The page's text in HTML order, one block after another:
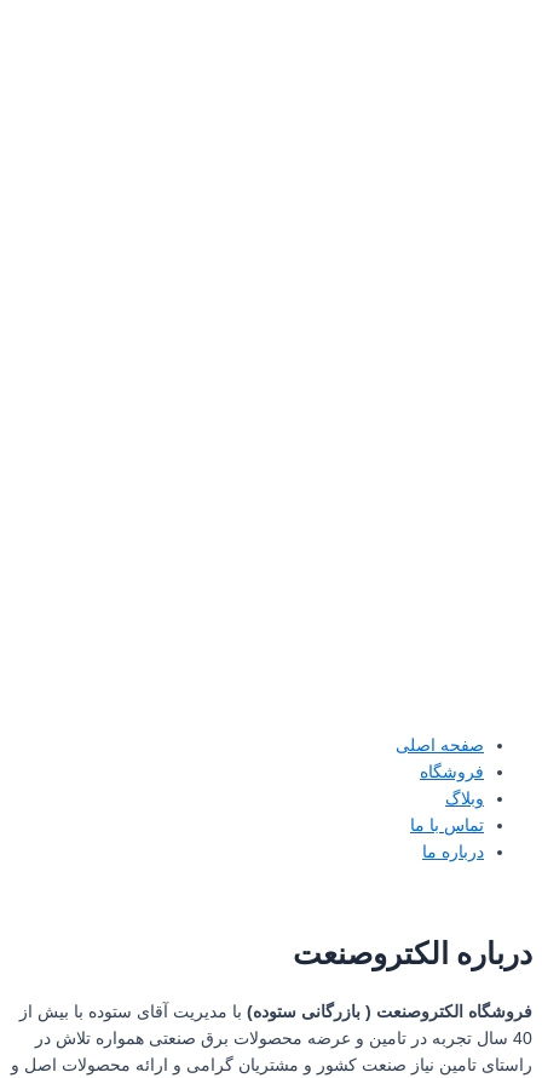
صفحه اصلی
فروشگاه
وبلاگ
تماس با ما
درباره ما
درباره الکتروصنعت
فروشگاه الکتروصنعت ( بازرگانی ستوده) با مدیریت آقای ستوده با بیش از
40 سال تجربه در تامین و عرضه محصولات برق صنعتی همواره تلاش در
راستای تامین نیاز صنعت کشور و مشتریان گرامی و ارائه محصولات اصل و